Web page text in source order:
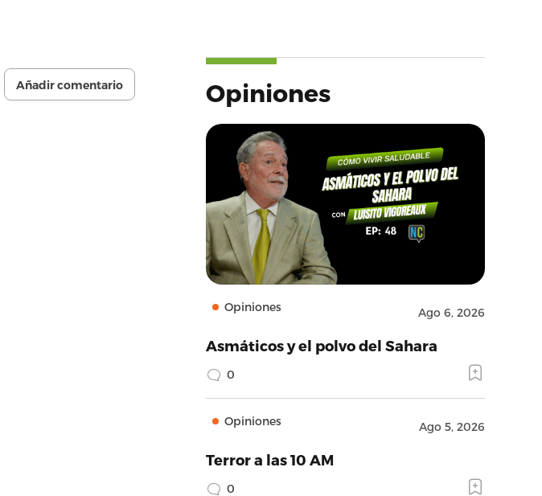
Añadir comentario Opiniones
Opiniones Ago 6, 2026
Asmáticos y el polvo del Sahara
0
Opiniones Ago 5, 2026
Terror a las 10 AM
0